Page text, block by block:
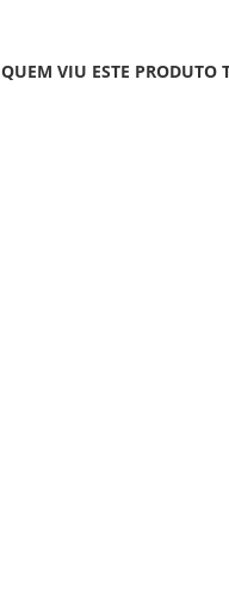
QUEM VIU ESTE PRODUTO